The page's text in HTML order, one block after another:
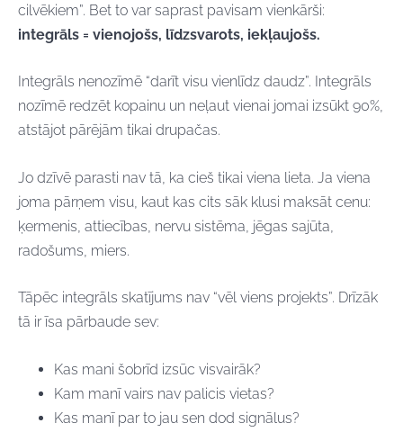
cilvēkiem”. Bet to var saprast pavisam vienkārši:
integrāls = vienojošs, līdzsvarots, iekļaujošs.
Integrāls nenozīmē “darīt visu vienlīdz daudz”. Integrāls
nozīmē redzēt kopainu un neļaut vienai jomai izsūkt 90%,
atstājot pārējām tikai drupačas.
Jo dzīvē parasti nav tā, ka cieš tikai viena lieta. Ja viena
joma pārņem visu, kaut kas cits sāk klusi maksāt cenu:
ķermenis, attiecības, nervu sistēma, jēgas sajūta,
radošums, miers.
Tāpēc integrāls skatījums nav “vēl viens projekts”. Drīzāk
tā ir īsa pārbaude sev:
Kas mani šobrīd izsūc visvairāk?
Kam manī vairs nav palicis vietas?
Kas manī par to jau sen dod signālus?